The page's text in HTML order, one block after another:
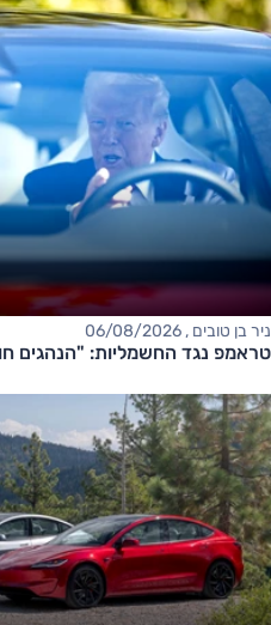
ניר בן טובים , 06/08/2026
טראמפ נגד החשמליות: "הנהגים